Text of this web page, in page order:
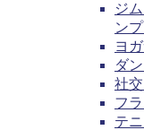
ジ
ン
ヨ
ダ
社
フ
テ